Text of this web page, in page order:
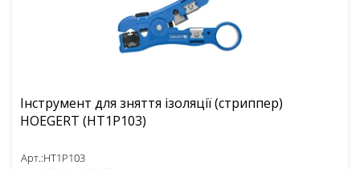
Інструмент для зняття ізоляції (стриппер)
HOEGERT (HT1P103)
Арт.:HT1P103